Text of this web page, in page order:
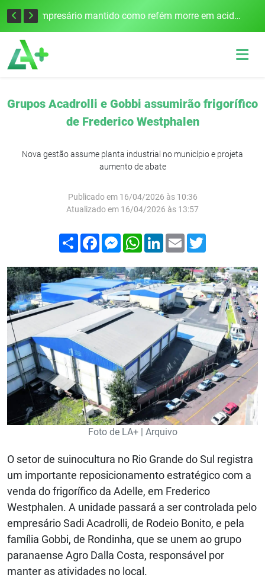
Edital para construção de ponte entre Itapiranga e Barra do Guarita deve ser lançado no segundo semestre Empresário mantido como refém morre em acidente após assalto em Cerro Largo
Grupos Acadrolli e Gobbi assumirão frigorífico
de Frederico Westphalen
Nova gestão assume planta industrial no município e projeta
aumento de abate
Publicado em 16/04/2026 às 10:36
Atualizado em 16/04/2026 às 13:57
Compartilhar
FacebookMessenger
WhatsApp
LinkedIn
Email
Foto de LA+ | Arquivo
O setor de suinocultura no Rio Grande do Sul registra
um importante reposicionamento estratégico com a
venda do frigorífico da Adelle, em Frederico
Westphalen. A unidade passará a ser controlada pelo
empresário Sadi Acadrolli, de Rodeio Bonito, e pela
família Gobbi, de Rondinha, que se unem ao grupo
paranaense Agro Dalla Costa, responsável por
manter as atividades no local.